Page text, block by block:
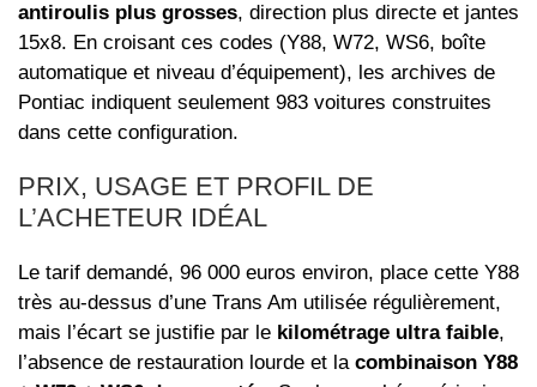
antiroulis plus grosses, direction plus directe et jantes
15x8. En croisant ces codes (Y88, W72, WS6, boîte
automatique et niveau d’équipement), les archives de
Pontiac indiquent seulement 983 voitures construites
dans cette configuration.
PRIX, USAGE ET PROFIL DE
L’ACHETEUR IDÉAL
Le tarif demandé, 96 000 euros environ, place cette Y88
très au-dessus d’une Trans Am utilisée régulièrement,
mais l’écart se justifie par le kilométrage ultra faible,
l’absence de restauration lourde et la combinaison Y88